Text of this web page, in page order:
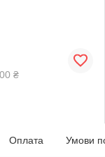
₴
Оплата Умови